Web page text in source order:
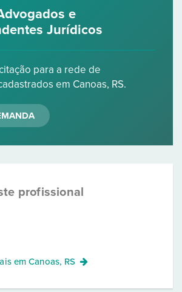
e
Jurídicos
para a rede de
em Canoas, RS.
profissional
emCanoas, RS